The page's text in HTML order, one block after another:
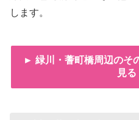
します。
► 緑川・蓍町橋周辺のそ
見る